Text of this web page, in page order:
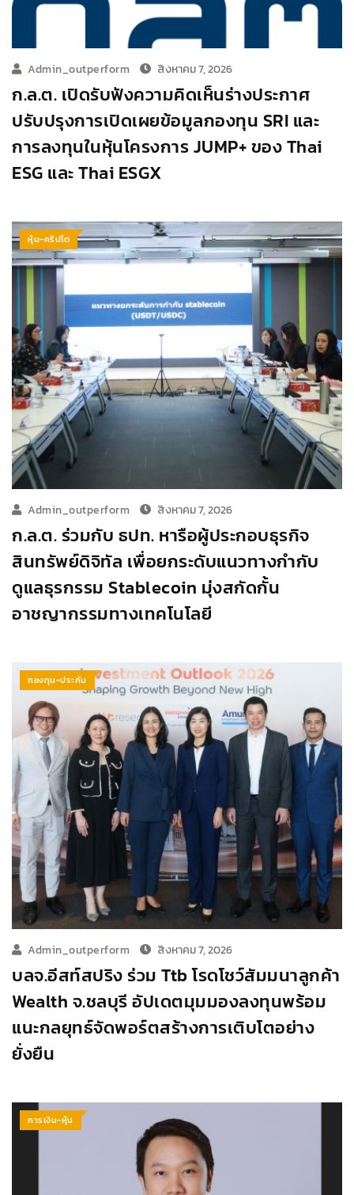
Admin_outperform สิงหาคม 7, 2026
ก.ล.ต. เปิดรับฟังความคิดเห็นร่างประกาศ
ปรับปรุงการเปิดเผยข้อมูลกองทุน SRI และ
การลงทุนในหุ้นโครงการ JUMP+ ของ Thai
ESG และ Thai ESGX
หุ้น-คริปโต
Admin_outperform สิงหาคม 7, 2026
ก.ล.ต. ร่วมกับ ธปท. หารือผู้ประกอบธุรกิจ
สินทรัพย์ดิจิทัล เพื่อยกระดับแนวทางกำกับ
ดูแลธุรกรรม Stablecoin มุ่งสกัดกั้น
อาชญากรรมทางเทคโนโลยี
กองทุน-ประกัน
Admin_outperform สิงหาคม 7, 2026
บลจ.อีสท์สปริง ร่วม Ttb โรดโชว์สัมมนาลูกค้า
Wealth จ.ชลบุรี อัปเดตมุมมองลงทุนพร้อม
แนะกลยุทธ์จัดพอร์ตสร้างการเติบโตอย่าง
ยั่งยืน
การเงิน-หุ้น